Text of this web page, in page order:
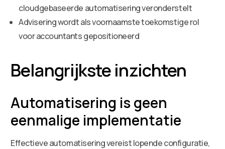
cloudgebaseerde automatisering veronderstelt
Advisering wordt als voornaamste toekomstige rol
voor accountants gepositioneerd
Belangrijkste inzichten
Automatisering is geen
eenmalige implementatie
Effectieve automatisering vereist lopende configuratie,